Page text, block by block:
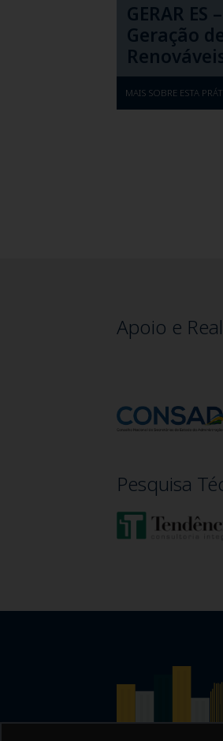
GERAR
Geração
MAIS SOBRE ESTA
Apoio e
Pesquisa